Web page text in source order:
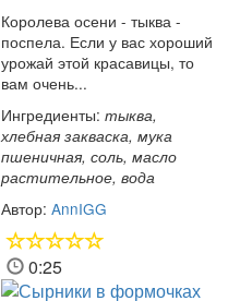
Королева осени - тыква -
поспела. Если у вас хороший
урожай этой красавицы, то
вам очень...
Ингредиенты: тыква,
хлебная закваска, мука
пшеничная, соль, масло
растительное, вода
Автор: AnnIGG
0:25